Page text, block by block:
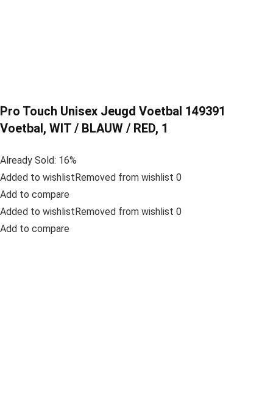
Pro Touch Unisex Jeugd Voetbal 149391
Voetbal, WIT / BLAUW / RED, 1
Already Sold: 16%
Added to wishlistRemoved from wishlist 0
Add to compare
Added to wishlistRemoved from wishlist 0
Add to compare